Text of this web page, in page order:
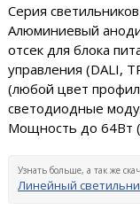
Серия
Алюминиевый
отсек для блока
управления (DALI,
(любой цвет
светодиодные
Мощность до 64Вт
Узнать больше, а так же
Линейный